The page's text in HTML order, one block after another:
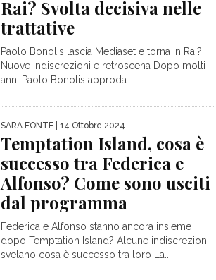
Rai? Svolta decisiva nelle
trattative
Paolo Bonolis lascia Mediaset e torna in Rai?
Nuove indiscrezioni e retroscena Dopo molti
anni Paolo Bonolis approda...
SARA FONTE | 14 Ottobre 2024
Temptation Island, cosa è
successo tra Federica e
Alfonso? Come sono usciti
dal programma
Federica e Alfonso stanno ancora insieme
dopo Temptation Island? Alcune indiscrezioni
svelano cosa è successo tra loro La...